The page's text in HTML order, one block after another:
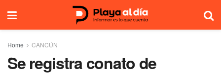
Home CANCÚN
Se registra conato de